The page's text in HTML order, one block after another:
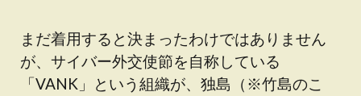
まだ着用すると決まったわけではありません
が、サイバー外交使節を自称している
「VANK」という組織が、独島（※竹島のこ